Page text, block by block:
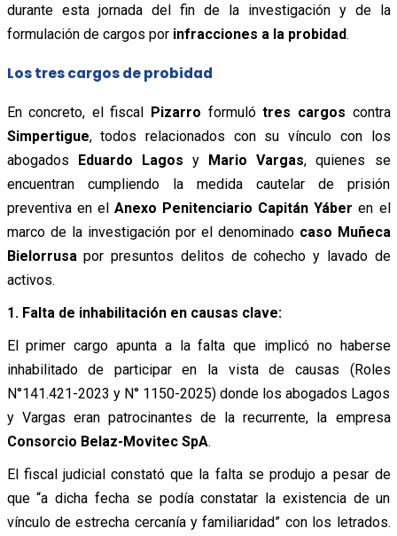
durante esta jornada del fin de la investigación y de la
formulación de cargos por infracciones a la probidad.
Los tres cargos de probidad
En concreto, el fiscal Pizarro formulótres cargos contra
Simpertigue, todos relacionados con su vínculo con los
abogados Eduardo Lagos y Mario Vargas, quienes se
encuentran cumpliendo la medida cautelar de prisión
preventiva en el Anexo Penitenciario Capitán Yáber en el
marco de la investigación por el denominado caso Muñeca
Bielorrusa por presuntos delitos de cohecho y lavado de
activos.
1. Falta de inhabilitación en causas clave:
El primer cargo apunta a la falta que implicó no haberse
inhabilitado de participar en la vista de causas (Roles
N°141.421-2023 y N° 1150-2025) donde los abogados Lagos
y Vargas eran patrocinantes de la recurrente, la empresa
Consorcio Belaz-Movitec SpA.
El fiscal judicial constató que la falta se produjo a pesar de
que “a dicha fecha se podía constatar la existencia de un
vínculo de estrecha cercanía y familiaridad” con los letrados.